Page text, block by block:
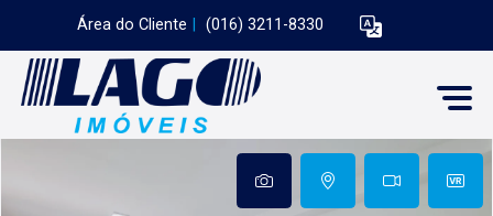
Área do Cliente (016) 3211-8330